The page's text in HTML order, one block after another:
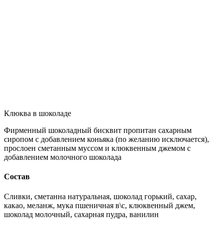
Клюква в шоколаде
Фирменный шоколадный бисквит пропитан сахарным
сиропом с добавлением коньяка (по желанию исключается),
прослоен сметанным муссом и клюквенным джемом с
добавлением молочного шоколада
Состав
Сливки, сметанна натуральная, шоколад горький, сахар,
какао, меланж, мука пшеничная в\с, клюквенный джем,
шоколад молочный, сахарная пудра, ванилин